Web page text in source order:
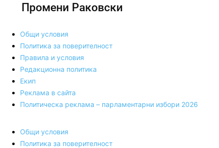
Промени Раковски
Общи условия
Политика за поверителност
Правила и условия
Редакционна политика
Екип
Реклама в сайта
Политическа реклама – парламентарни избори 2026
Общи условия
Политика за поверителност